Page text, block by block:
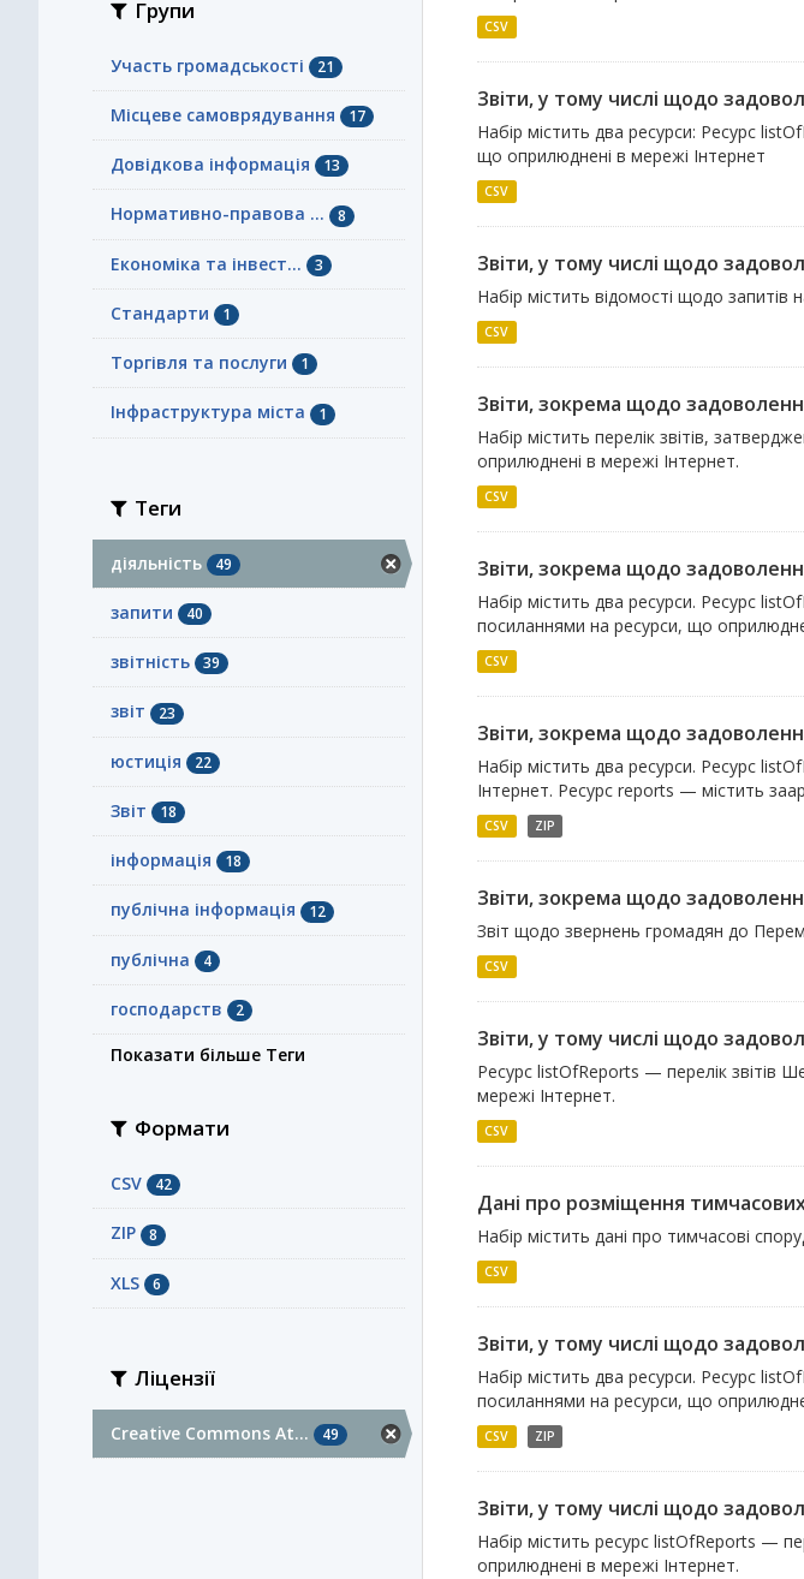
Групи
Участь громадськості 21
Місцеве самоврядування 17
Довідкова інформація 13
Нормативно-правова ... 8
Економіка та інвест... 3
Стандарти 1
Торгівля та послуги 1
Інфраструктура міста 1
Теги
діяльність 49
запити 40
звітність 39
звіт 23
юстиція 22
Звіт 18
інформація 18
публічна інформація 12
публічна 4
господарств 2
Показати більше Теги
Формати
CSV 42
ZIP 8
XLS 6
Ліцензії
Creative Commons At... 49
CSV
Звіти, у тому числі щодо
Набір містить два ресурси: Ресурс
що оприлюднені в мережі Інтернет
CSV
Звіти, у тому числі щодо
Набір містить відомості щодо запитів
CSV
Звіти, зокрема щодо
Набір містить перелік звітів,
оприлюднені в мережі Інтернет.
CSV
Звіти, зокрема щодо
Набір містить два ресурси. Ресурс
посиланнями на ресурси, що
CSV
Звіти, зокрема щодо
Набір містить два ресурси. Ресурс
Інтернет. Ресурс reports — містить
CSV ZIP
Звіти, зокрема щодо
Звіт щодо звернень громадян до
CSV
Звіти, у тому числі щодо
Ресурс listOfReports — перелік звітів
мережі Інтернет.
CSV
Дані про розміщення
Набір містить дані про тимчасові
CSV
Звіти, у тому числі щодо
Набір містить два ресурси. Ресурс
посиланнями на ресурси, що
CSV ZIP
Звіти, у тому числі щодо
Набір містить ресурс listOfReports —
оприлюднені в мережі Інтернет.